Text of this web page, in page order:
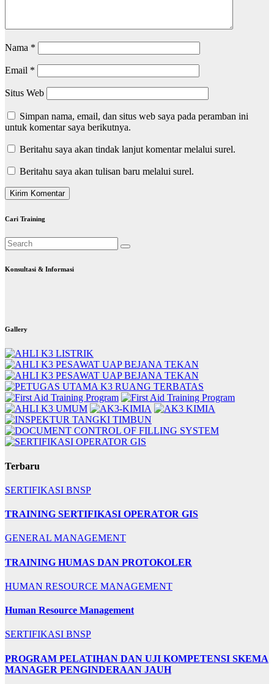
Nama *
Email *
Situs Web
Simpan nama, email, dan situs web saya pada peramban ini
untuk komentar saya berikutnya.
Beritahu saya akan tindak lanjut komentar melalui surel.
Beritahu saya akan tulisan baru melalui surel.
Cari Training
Konsultasi & Informasi
Gallery
Terbaru
SERTIFIKASI BNSP
TRAINING SERTIFIKASI OPERATOR GIS
GENERAL MANAGEMENT
TRAINING HUMAS DAN PROTOKOLER
HUMAN RESOURCE MANAGEMENT
Human Resource Management
SERTIFIKASI BNSP
PROGRAM PELATIHAN DAN UJI KOMPETENSI SKEMA
MANAGER PENGINDERAAN JAUH